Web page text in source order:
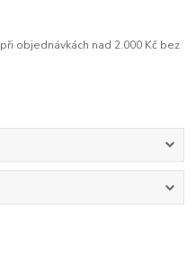
objednávkách nad 2.000 Kč bez